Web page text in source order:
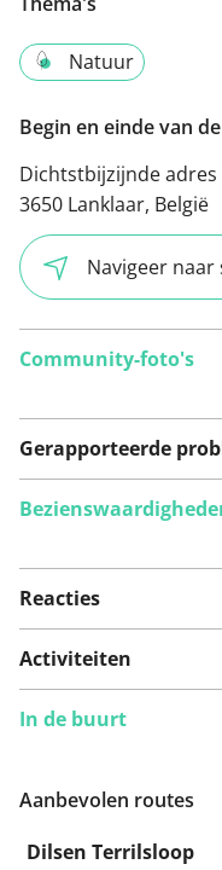
Natuur
Begin en einde van
Dichtstbijzijnde
3650 Lanklaar, België
Navigeer
Community-foto's
Gerapporteerde
Bekijk op kaart
Iets opgevallen op
Reacties
Activiteiten
In de buurt
Aanbevolen routes
Dilsen Terrilsloop